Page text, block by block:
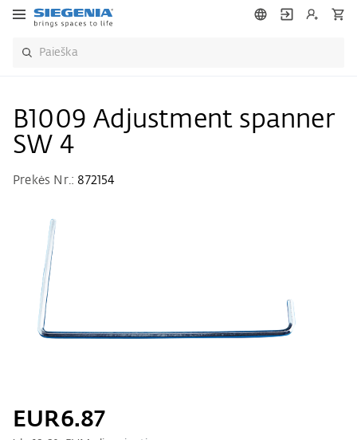
B1009 Adjustment spanner
SW 4
Prekės Nr.: 872154
EUR6.87